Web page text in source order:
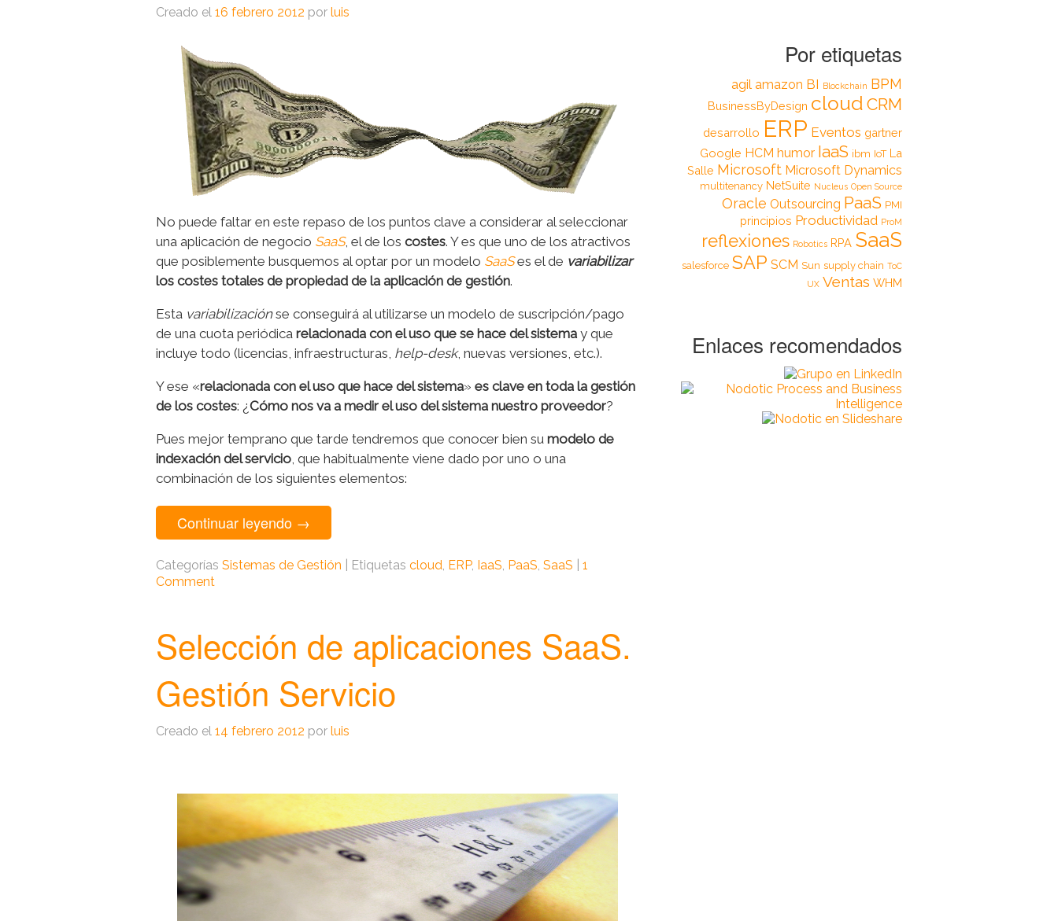
Por etiquetas
agil amazon BI Blockchain BPM
BusinessByDesign cloud CRM
desarrollo ERP Eventos gartner
Google HCM humor IaaS ibm IoT La
Salle Microsoft Microsoft Dynamics
multitenancy NetSuite Nucleus Open Source
Oracle Outsourcing PaaS PMI
principios Productividad ProM
reflexiones Robotics RPA SaaS
salesforce SAP SCM Sun supply chain ToC
UX Ventas WHM
Enlaces recomendados
Creado el16 febrero 2012 porluis
No puede faltar en este repaso de los puntos clave a considerar al seleccionar
una aplicación de negocio SaaS, el de loscostes. Y es que uno de los atractivos
que posiblemente busquemos al optar por un modelo SaaSes el de variabilizar
los costes totales de propiedad de la aplicación de gestión.
Esta variabilizaciónse conseguirá al utilizarse un modelo de suscripción/pago
de una cuota periódicarelacionada con el uso que se hace del sistema y que
incluye todo (licencias, infraestructuras, help-desk, nuevas versiones, etc.).
Y ese «relacionada con el uso que hace del sistema»es clave en toda la gestión
de los costes: ¿Cómo nos va a medir el uso del sistema nuestro proveedor?
Pues mejor temprano que tarde tendremos que conocer bien sumodelo de
indexación del servicio, que habitualmente viene dado por uno o una
combinación de los siguientes elementos:
Continuar leyendo →
CategoríasSistemas de Gestión Etiquetascloud, ERP, IaaS, PaaS,SaaS |1
Comment
Selección de aplicaciones SaaS.
Gestión Servicio
Creado el14 febrero 2012 porluis